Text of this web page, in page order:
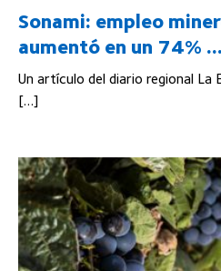
Sonami: empleo
aumentó en un 74% ...
Un artículo del diario regional La
[…]